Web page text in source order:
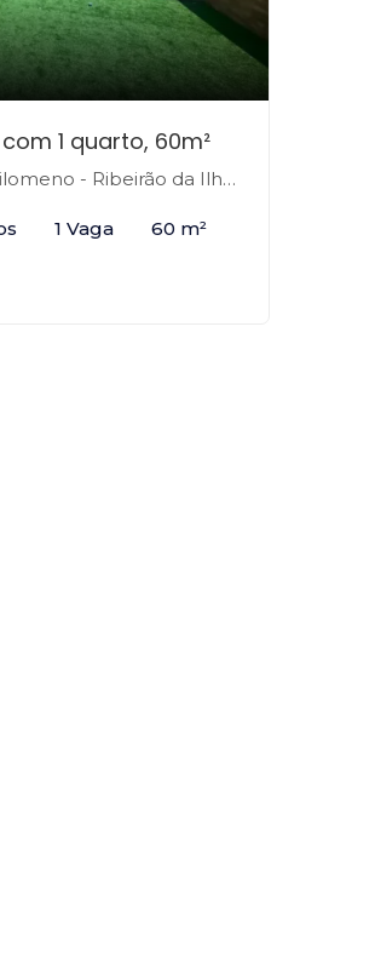
1 quarto, 60m²
Ribeirão da Ilha, Florianópolis-SC
1 Vaga 60 m²